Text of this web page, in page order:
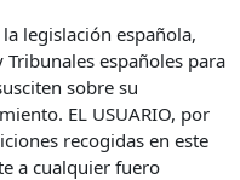
legislación española,
españoles para
sobre su
EL USUARIO, por
recogidas en este
a cualquier fuero